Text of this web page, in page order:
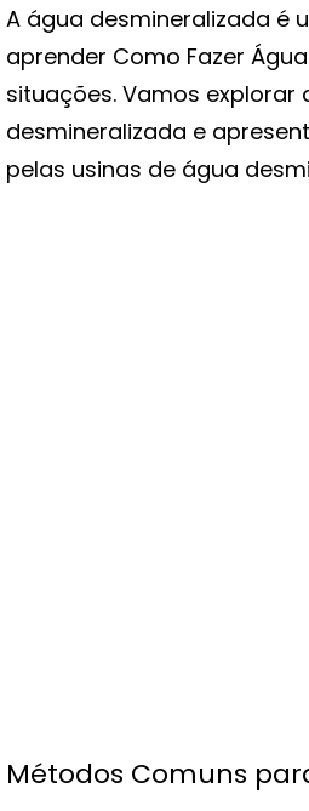
A água desmineralizada é
aprender Como Fazer
situações. Vamos
desmineralizada e
pelas usinas de água
Métodos Comuns